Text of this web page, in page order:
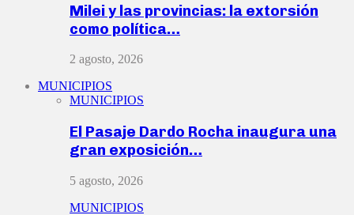
Milei y las provincias: la extorsión
como política…
2 agosto, 2026
MUNICIPIOS
MUNICIPIOS
El Pasaje Dardo Rocha inaugura una
gran exposición…
5 agosto, 2026
MUNICIPIOS